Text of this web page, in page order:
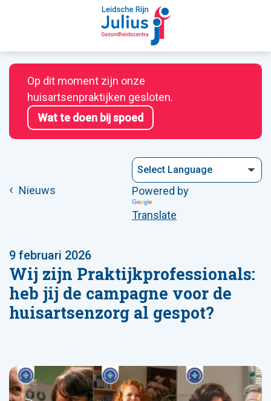
Op dit moment zijn onze
huisartsenpraktijken gesloten.
Wat te doen bij spoed
Nieuws
Powered by
Translate
Wij zijn Praktijkprofessionals:
heb jij de campagne voor de
huisartsenzorg al gespot?
9 februari 2026